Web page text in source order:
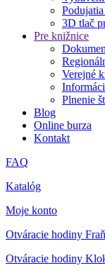
3D tlač
Pre knižnice
Verejné
Plnenie
Blog
Online burza
Kontakt
FAQ
Katalóg
Moje konto
Otváracie hodiny
Otváracie hodiny